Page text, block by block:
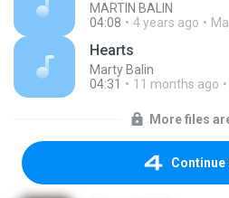
MARTIN BALIN
04:08
4 years ago
Hearts
Marty Balin
04:31
11 months ago
More files
Continue